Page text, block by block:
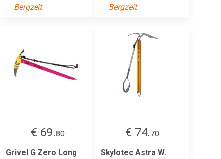
Bergzeit Bergzeit
€ 69.80
Grivel G Zero Long
€ 74.70
Skylotec Astra W.